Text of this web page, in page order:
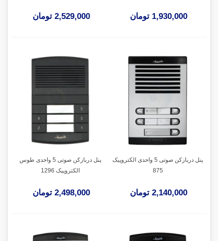
1,930,000 تومان 2,529,000 تومان
پنل دربازکن صوتی 5 واحدی الکتروپیک
875
2,140,000 تومان
پنل دربازکن صوتی 5 واحدی طوس
الکتروپیک 1296
2,498,000 تومان